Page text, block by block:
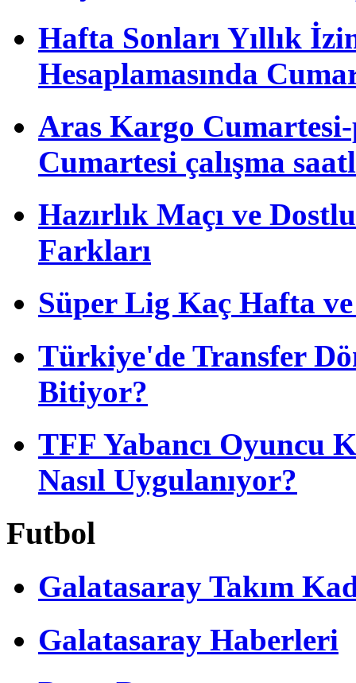
Hafta Sonları Yıllık
Hesaplamasında
Aras Kargo Cumartesi-
Cumartesi çalışma
Hazırlık Maçı ve
Farkları
Süper Lig Kaç Hafta
Türkiye'de Transfer
Bitiyor?
TFF Yabancı Oyuncu
Nasıl Uygulanıyor?
Futbol
Galatasaray Takım
Galatasaray Haberleri